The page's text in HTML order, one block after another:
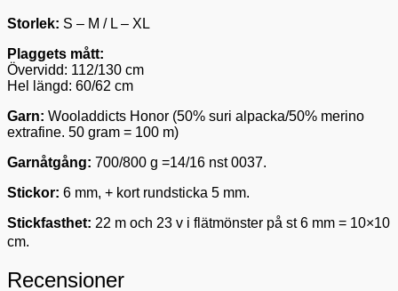
Storlek: S – M / L – XL
Plaggets mått:
Övervidd: 112/130 cm
Hel längd: 60/62 cm
Garn: Wooladdicts Honor (50% suri alpacka/50% merino
extrafine. 50 gram = 100 m)
Garnåtgång: 700/800 g =14/16 nst 0037.
Stickor: 6 mm, + kort rundsticka 5 mm.
Stickfasthet: 22 m och 23 v i flätmönster på st 6 mm = 10×10
cm.
Recensioner